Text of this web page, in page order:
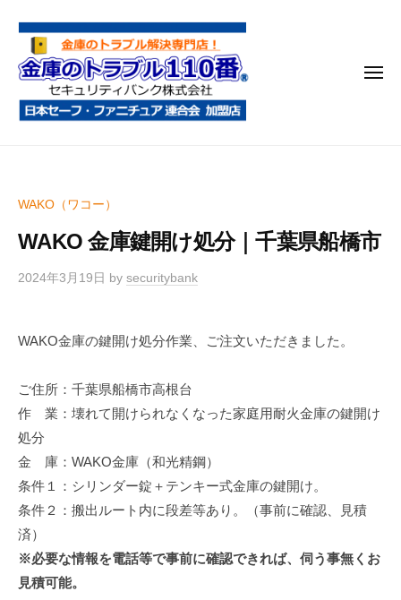
ラ
ブ
1
番
開
け
処
移
・
修
理
等
の
専
門
メ
WAKO（ワコー）
WAKO 金庫鍵開け処分｜千葉県船橋市
2024年3月19日 by securitybank
WAKO金庫の鍵開け処分作業、ご注文いただきました。
ご住所：千葉県船橋市高根台
作 業：壊れて開けられなくなった家庭用耐火金庫の鍵開け
処分
金 庫：WAKO金庫（和光精鋼）
条件１：シリンダー錠＋テンキー式金庫の鍵開け。
条件２：搬出ルート内に段差等あり。（事前に確認、見積
済）
※必要な情報を電話等で事前に確認できれば、伺う事無くお
見積可能。
庫
の
ト
ラ
ブ